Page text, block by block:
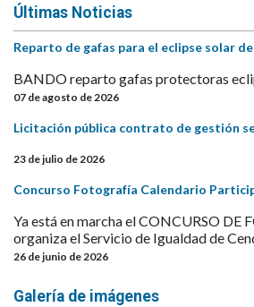
Últimas Noticias
Reparto de gafas para el eclipse solar
BANDO reparto gafas protectoras
07 de agosto de 2026
Licitación pública contrato de gestión
23 de julio de 2026
Concurso Fotografía Calendario
Ya está en marcha el CONCURSO DE
organiza el Servicio de Igualdad de
26 de junio de 2026
Galería de imágenes